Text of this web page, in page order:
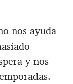
nos ayuda
y nos